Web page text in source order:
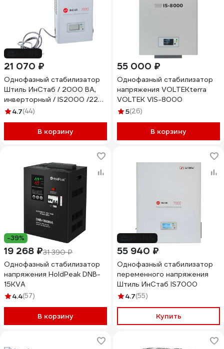
21 070 ₽
Однофазный стабилизатор
Штиль ИнСтаб / 2000 ВА,
инверторный / IS2000 /220
В/ IS2000 (220-230В)
4.7(44)
В корзину
55 000 ₽
Однофазный стабилизатор
напряжения VOLTEKterra
VOLTEK VIS-8000
5(26)
В корзину
-39%
19 268 ₽31 390 ₽
Однофазный стабилизатор
напряжения HoldPeak DNB-
15KVA
4.4(57)
В корзину
55 940 ₽
Однофазный стабилизатор
переменного напряжения
Штиль ИнСтаб IS7000
4.7(55)
Купить